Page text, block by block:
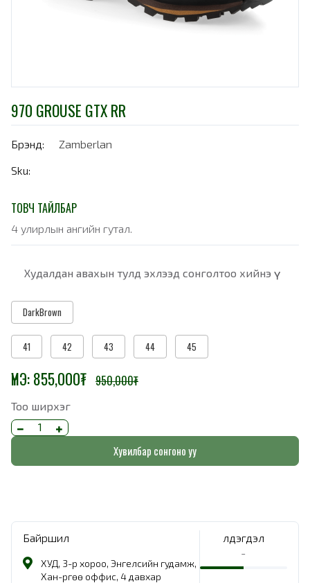
970 GROUSE GTX RR
Брэнд:
Zamberlan
Sku:
ТОВЧ ТАЙЛБАР
4 улирлын ангийн гутал.
Худалдан авахын тулд эхлээд сонголтоо хийнэ үү
DarkBrown
41 42 43 44 45
ҮНЭ:855,000₮ 950,000₮
Тоо ширхэг
Хувилбар сонгоно уу
Байршил
ХУД, 3-р хороо, Энгелсийн гудамж,
Хан-Өргөө оффис, 4 давхар
Үлдэгдэл
-